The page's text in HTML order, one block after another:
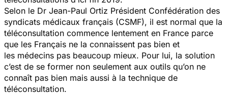
Selon le Dr Jean-Paul Ortiz Président Confédération des
syndicats médicaux français (CSMF), il est normal que la
téléconsultation commence lentement en France parce
que les Français ne la connaissent pas bien et
les médecins pas beaucoup mieux. Pour lui, la solution
c’est de se former non seulement aux outils qu’on ne
connaît pas bien mais aussi à la technique de
téléconsultation.